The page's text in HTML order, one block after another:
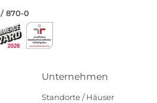
/ 870-0
Unternehmen
Standorte / Häuser